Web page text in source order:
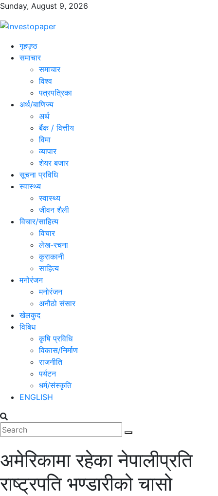
Sunday, August 9, 2026
गृहपृष्ठ
समाचार
समाचार
विश्व
पत्रपत्रिका
अर्थ/बाणिज्य
अर्थ
बैंक / वित्तीय
विमा
व्यापार
शेयर बजार
सूचना प्रविधि
स्वास्थ्य
स्वास्थ्य
जीवन शैली
विचार/साहित्य
विचार
लेख-रचना
कुराकानी
साहित्य
मनोरंजन
मनोरंजन
अनौठो संसार
खेलकुद
विबिध
कृषि प्रविधि
विकास/निर्माण
राजनीति
पर्यटन
धर्म/संस्कृति
ENGLISH
अमेरिकामा रहेका नेपालीप्रति
राष्ट्रपति भण्डारीको चासो